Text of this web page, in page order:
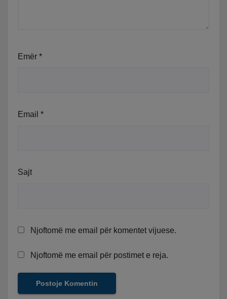
Emër *
Email *
Sajt
Njoftomë me email për komentet vijuese.
Njoftomë me email për postimet e reja.